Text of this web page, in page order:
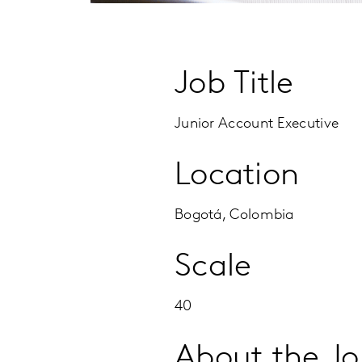
Job Title
Junior Account Executive
Location
Bogotá, Colombia
Scale
40